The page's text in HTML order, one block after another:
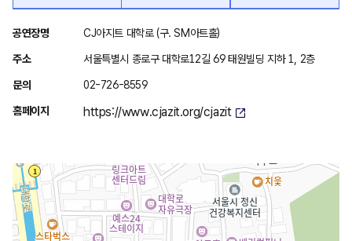
위
치
안
공연장명 CJ아지트 대학로 (구. SM아트홀)
주소 서울특별시 종로구 대학로12길 69 태원빌딩 지하 1, 2층
문의 02-726-8559
홈페이지 https://www.cjazit.org/cjazit